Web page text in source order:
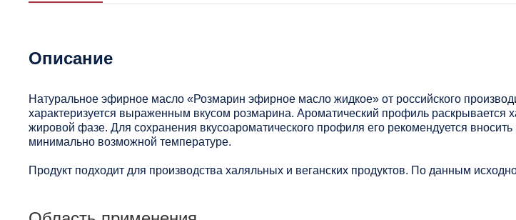
Описание
Натуральное эфирное масло «Розмарин эфирное масло жидкое» от российского
характеризуется выраженным вкусом розмарина. Ароматический профиль раскрывается
жировой фазе. Для сохранения вкусоароматического профиля его рекомендуется
минимально возможной температуре.
Продукт подходит для производства халяльных и веганских продуктов. По данным